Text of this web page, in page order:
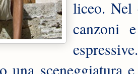
liceo. Nel
canzoni
una